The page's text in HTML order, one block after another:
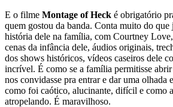
E o filme Montage of Heck é obrigatório
quem gostou da banda. Conta muito do que
história dele na família, com Courtney
cenas da infância dele, áudios originais,
dos shows históricos, vídeos caseiros dele
incrível. É como se a família permitisse
nos convidasse pra entrar e dar uma olhada
como foi caótico, alucinante, difícil e como
atropelando. É maravilhoso.